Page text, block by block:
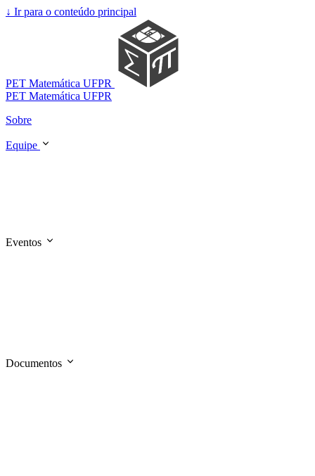
↓ Ir para o conteúdo principal
PET Matemática UFPR
PET Matemática UFPR
Sobre
Equipe
Eventos
Documentos